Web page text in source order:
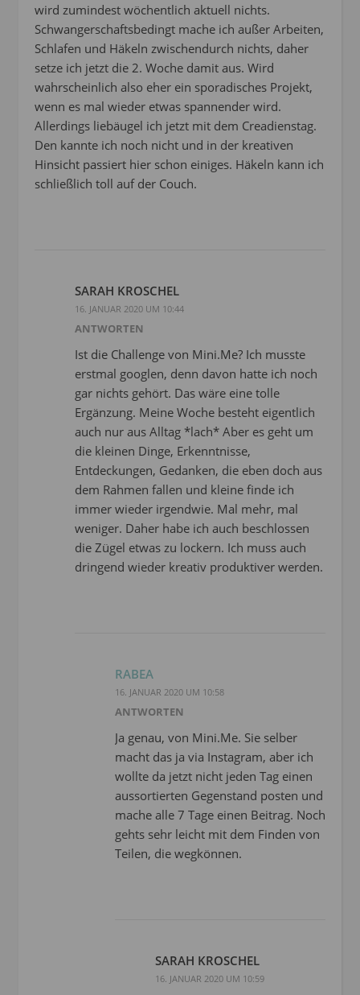
wird zumindest wöchentlich aktuell nichts.
Schwangerschaftsbedingt mache ich außer Arbeiten,
Schlafen und Häkeln zwischendurch nichts, daher
setze ich jetzt die 2. Woche damit aus. Wird
wahrscheinlich also eher ein sporadisches Projekt,
wenn es mal wieder etwas spannender wird.
Allerdings liebäugel ich jetzt mit dem Creadienstag.
Den kannte ich noch nicht und in der kreativen
Hinsicht passiert hier schon einiges. Häkeln kann ich
schließlich toll auf der Couch.
SARAH KROSCHEL
16. JANUAR 2020 UM 10:44
ANTWORTEN
Ist die Challenge von Mini.Me? Ich musste
erstmal googlen, denn davon hatte ich noch
gar nichts gehört. Das wäre eine tolle
Ergänzung. Meine Woche besteht eigentlich
auch nur aus Alltag *lach* Aber es geht um
die kleinen Dinge, Erkenntnisse,
Entdeckungen, Gedanken, die eben doch aus
dem Rahmen fallen und kleine finde ich
immer wieder irgendwie. Mal mehr, mal
weniger. Daher habe ich auch beschlossen
die Zügel etwas zu lockern. Ich muss auch
dringend wieder kreativ produktiver werden.
RABEA
16. JANUAR 2020 UM 10:58
ANTWORTEN
Ja genau, von Mini.Me. Sie selber
macht das ja via Instagram, aber ich
wollte da jetzt nicht jeden Tag einen
aussortierten Gegenstand posten und
mache alle 7 Tage einen Beitrag. Noch
gehts sehr leicht mit dem Finden von
Teilen, die wegkönnen.
SARAH KROSCHEL
16. JANUAR 2020 UM 10:59